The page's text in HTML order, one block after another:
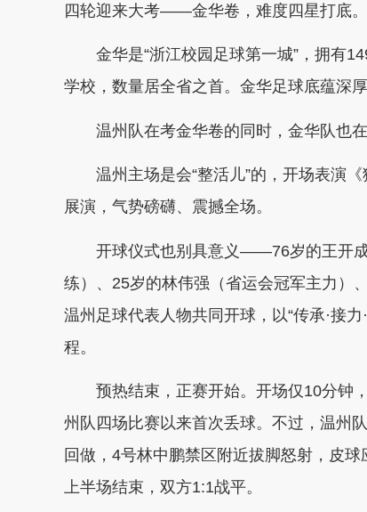
四轮迎来大考——金华卷，难度四星打底。
金华是“浙江校园足球第一城”，拥有
学校，数量居全省之首。金华足球底蕴深
温州队在考金华卷的同时，金华队也在
温州主场是会“整活儿”的，开场表演《
展演，气势磅礴、震撼全场。
开球仪式也别具意义——76岁的王开成
练）、25岁的林伟强（省运会冠军主力）
温州足球代表人物共同开球，以“传承·接
程。
预热结束，正赛开始。开场仅10分钟，
州队四场比赛以来首次丢球。不过，温州
回做，4号林中鹏禁区附近拔脚怒射，皮
上半场结束，双方1:1战平。